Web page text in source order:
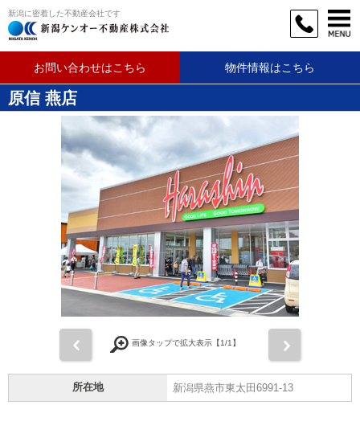
新潟に密着した不動産会社です
お問い合わせはこちら 物件情報はこちら
原信 燕店
画像タップで拡大表示【1/1】
所在地 新潟県燕市東太田6991-13